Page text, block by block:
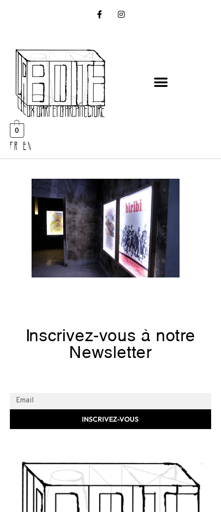
0
FR EN
Inscrivez-vous à notre
Newsletter
INSCRIVEZ-VOUS